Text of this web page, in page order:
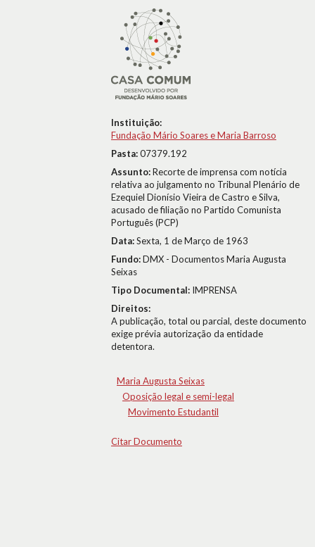
Instituição:
Fundação Mário Soares e Maria Barroso
Pasta:07379.192
Assunto:Recorte de imprensa com notícia
relativa ao julgamento no Tribunal Plenário de
Ezequiel Dionísio Vieira de Castro e Silva,
acusado de filiação no Partido Comunista
Português (PCP)
Data:Sexta, 1 de Março de 1963
Fundo:DMX - Documentos Maria Augusta
Seixas
Tipo Documental: IMPRENSA
Direitos:
A publicação, total ou parcial, deste documento
exige prévia autorização da entidade
detentora.
Maria Augusta Seixas
Oposição legal e semi-legal
Movimento Estudantil
Citar Documento